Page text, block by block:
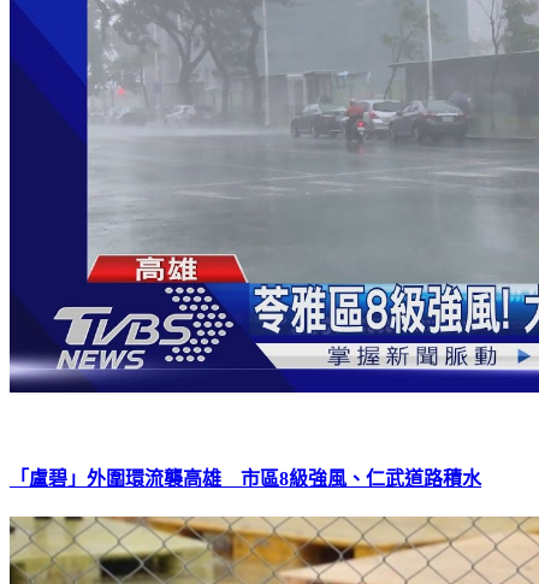
「盧碧」外圍環流襲高雄 市區8級強風、仁武道路積水